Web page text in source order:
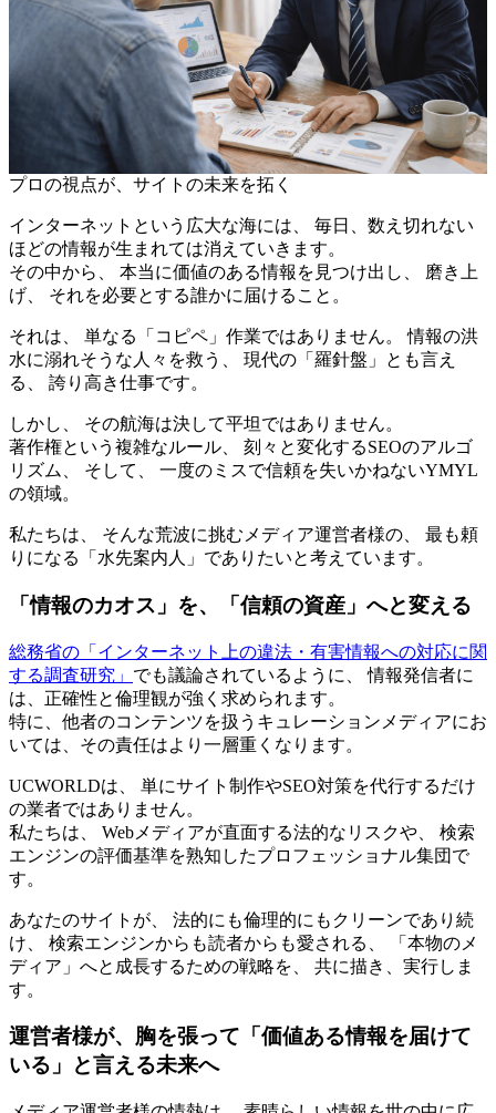
プロの視点が、サイトの未来を拓く
インターネットという広大な海には、 毎日、数え切れない
ほどの情報が生まれては消えていきます。
その中から、 本当に価値のある情報を見つけ出し、 磨き上
げ、 それを必要とする誰かに届けること。
それは、 単なる「コピペ」作業ではありません。 情報の洪
水に溺れそうな人々を救う、 現代の「羅針盤」とも言え
る、 誇り高き仕事です。
しかし、 その航海は決して平坦ではありません。
著作権という複雑なルール、 刻々と変化するSEOのアルゴ
リズム、 そして、 一度のミスで信頼を失いかねないYMYL
の領域。
私たちは、 そんな荒波に挑むメディア運営者様の、 最も頼
りになる「水先案内人」でありたいと考えています。
「情報のカオス」を、「信頼の資産」へと変える
総務省の「インターネット上の違法・有害情報への対応に関
する調査研究」 でも議論されているように、 情報発信者に
は、正確性と倫理観が強く求められます。
特に、他者のコンテンツを扱うキュレーションメディアにお
いては、その責任はより一層重くなります。
UCWORLDは、 単にサイト制作やSEO対策を代行するだけ
の業者ではありません。
私たちは、 Webメディアが直面する法的なリスクや、 検索
エンジンの評価基準を熟知したプロフェッショナル集団で
す。
あなたのサイトが、 法的にも倫理的にもクリーンであり続
け、 検索エンジンからも読者からも愛される、 「本物のメ
ディア」へと成長するための戦略を、 共に描き、実行しま
す。
運営者様が、胸を張って「価値ある情報を届けて
いる」と言える未来へ